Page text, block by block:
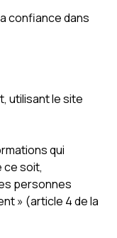
confiance dans
utilisant le site
qui
ce soit,
personnes
» (article 4 de la